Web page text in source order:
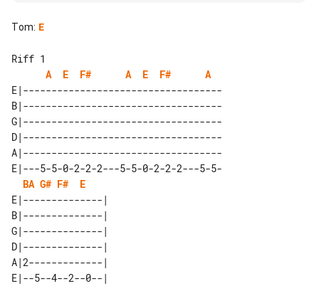
Tom: E
Riff 1
A
E F# A E F#
A
E|-----------------------------------
B|-----------------------------------
G|-----------------------------------
D|-----------------------------------
A|-----------------------------------
E|---5-5-0-2-2-2---5-5-0-2-2-2---5-5-
BA G# F#
E
E|--------------|
B|--------------|
G|--------------|
D|--------------|
A|2-------------|